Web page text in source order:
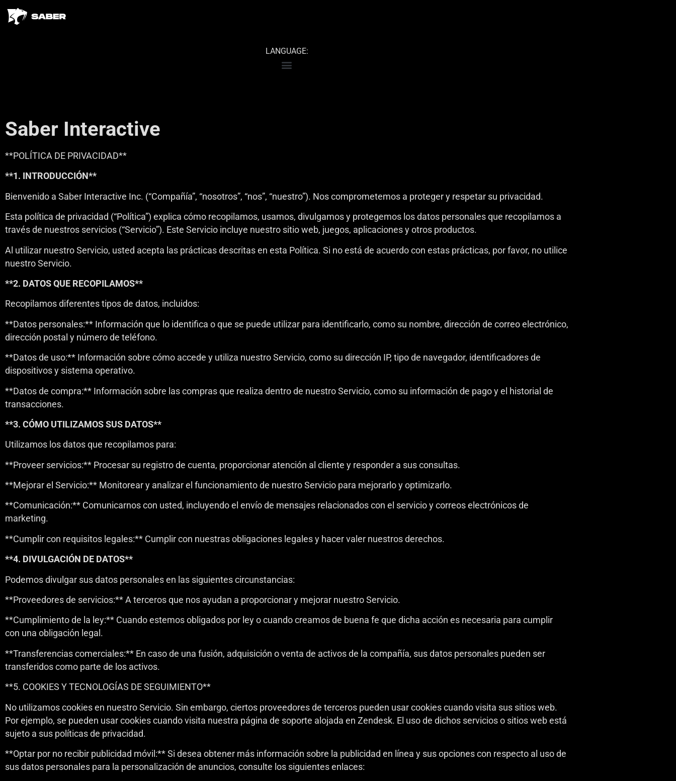
LANGUAGE:
Saber Interactive
**POLÍTICA DE PRIVACIDAD**
**1. INTRODUCCIÓN**
Bienvenido a Saber Interactive Inc. (“Compañía”, “nosotros”, “nos”, “nuestro”). Nos comprometemos a proteger y respetar su privacidad.
Esta política de privacidad (“Política”) explica cómo recopilamos, usamos, divulgamos y protegemos los datos personales que recopilamos a
través de nuestros servicios (“Servicio”). Este Servicio incluye nuestro sitio web, juegos, aplicaciones y otros productos.
Al utilizar nuestro Servicio, usted acepta las prácticas descritas en esta Política. Si no está de acuerdo con estas prácticas, por favor, no utilice
nuestro Servicio.
**2. DATOS QUE RECOPILAMOS**
Recopilamos diferentes tipos de datos, incluidos:
**Datos personales:** Información que lo identifica o que se puede utilizar para identificarlo, como su nombre, dirección de correo electrónico,
dirección postal y número de teléfono.
**Datos de uso:** Información sobre cómo accede y utiliza nuestro Servicio, como su dirección IP, tipo de navegador, identificadores de
dispositivos y sistema operativo.
**Datos de compra:** Información sobre las compras que realiza dentro de nuestro Servicio, como su información de pago y el historial de
transacciones.
**3. CÓMO UTILIZAMOS SUS DATOS**
Utilizamos los datos que recopilamos para:
**Proveer servicios:** Procesar su registro de cuenta, proporcionar atención al cliente y responder a sus consultas.
**Mejorar el Servicio:** Monitorear y analizar el funcionamiento de nuestro Servicio para mejorarlo y optimizarlo.
**Comunicación:** Comunicarnos con usted, incluyendo el envío de mensajes relacionados con el servicio y correos electrónicos de
marketing.
**Cumplir con requisitos legales:** Cumplir con nuestras obligaciones legales y hacer valer nuestros derechos.
**4. DIVULGACIÓN DE DATOS**
Podemos divulgar sus datos personales en las siguientes circunstancias:
**Proveedores de servicios:** A terceros que nos ayudan a proporcionar y mejorar nuestro Servicio.
**Cumplimiento de la ley:** Cuando estemos obligados por ley o cuando creamos de buena fe que dicha acción es necesaria para cumplir
con una obligación legal.
**Transferencias comerciales:** En caso de una fusión, adquisición o venta de activos de la compañía, sus datos personales pueden ser
transferidos como parte de los activos.
**5. COOKIES Y TECNOLOGÍAS DE SEGUIMIENTO**
No utilizamos cookies en nuestro Servicio. Sin embargo, ciertos proveedores de terceros pueden usar cookies cuando visita sus sitios web.
Por ejemplo, se pueden usar cookies cuando visita nuestra página de soporte alojada en Zendesk. El uso de dichos servicios o sitios web está
sujeto a sus políticas de privacidad.
**Optar por no recibir publicidad móvil:** Si desea obtener más información sobre la publicidad en línea y sus opciones con respecto al uso de
sus datos personales para la personalización de anuncios, consulte los siguientes enlaces: